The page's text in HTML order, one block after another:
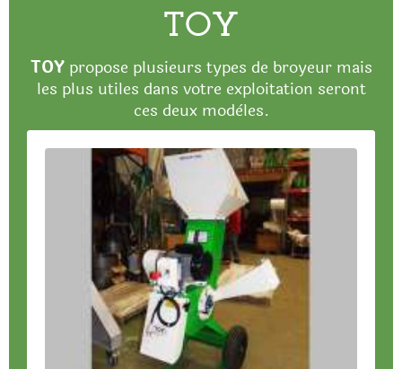
TOY
TOYpropose plusieurs types de broyeur mais
les plus utiles dans votre exploitation seront
ces deux modèles.